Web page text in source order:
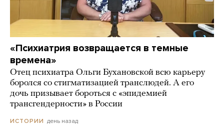
«Психиатрия возвращается в темные
времена»
Отец психиатра Ольги Бухановской всю карьеру
боролся со стигматизацией транслюдей. А его
дочь призывает бороться с «эпидемией
трансгендерности» в России
ИСТОРИИ день назад